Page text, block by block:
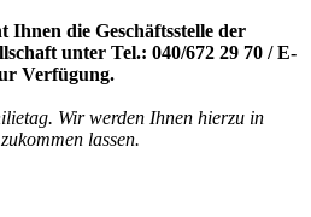
Ihnen die Geschäftsstelle der
unter Tel.: 040/672 29 70 / E-
Verfügung.
Wir werden Ihnen hierzu in
lassen.